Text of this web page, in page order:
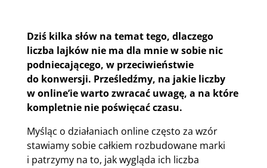
Dziś kilka słów na temat tego, dlaczego
liczba lajków nie ma dla mnie w sobie nic
podniecającego, w przeciwieństwie
do konwersji. Prześledźmy, na jakie liczby
w online’ie warto zwracać uwagę, a na które
kompletnie nie poświęcać czasu.
Myśląc o działaniach online często za wzór
stawiamy sobie całkiem rozbudowane marki
i patrzymy na to, jak wygląda ich liczba